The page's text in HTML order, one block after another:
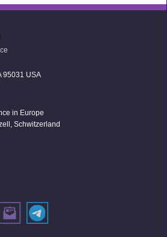
95031 USA
in Europe
Schwitzerland